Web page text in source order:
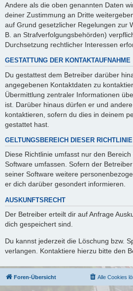
Andere als die oben genannten Daten
deiner Zustimmung an Dritte
auf Grund gesetzlicher Regelungen zur
B. an Strafverfolgungsbehörden)
Durchsetzung rechtlicher Interessen
GESTATTUNG DER KONTAKTAUFNAHME
Du gestattest dem Betreiber darüber
angegebenen Kontaktdaten zu
Übermittlung zentraler Informationen
ist. Darüber hinaus dürfen er und
kontaktieren, sofern du dies in deinem
gestattet hast.
GELTUNGSBEREICH DIESER RICHTLINIE
Diese Richtlinie umfasst nur den
Software umfassen. Sofern der
seiner Software weitere
er dich darüber gesondert informieren.
AUSKUNFTSRECHT
Der Betreiber erteilt dir auf Anfrage
dich gespeichert sind.
Du kannst jederzeit die Löschung bzw.
verlangen. Kontaktiere hierzu bitte den
Foren-Übersicht Alle Cookies